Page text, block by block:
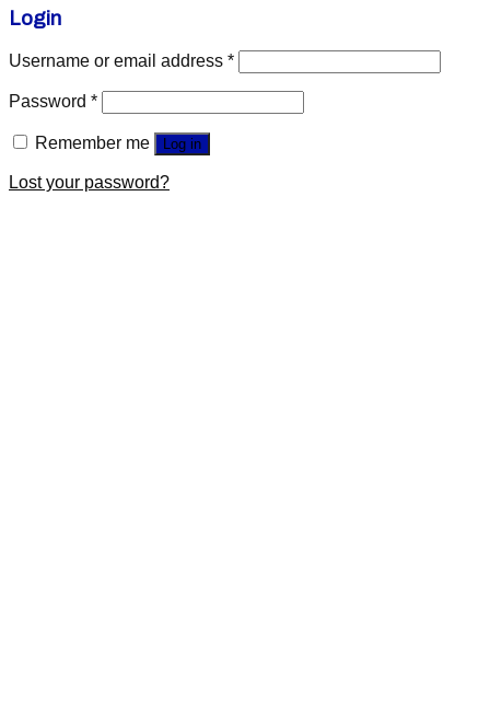
Login
Username or email address *
Password *
Remember me Log in
Lost your password?